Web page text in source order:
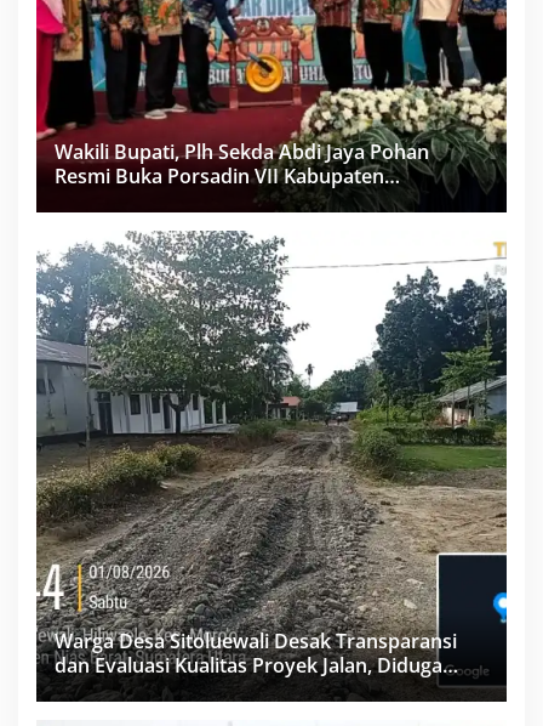
Wakili Bupati, Plh Sekda Abdi Jaya Pohan
Resmi Buka Porsadin VII Kabupaten
Warga Desa Sitoluewali Desak Transparansi
dan Evaluasi Kualitas Proyek Jalan, Diduga
Minim Informasi